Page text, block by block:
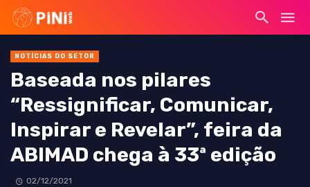
NOTÍCIAS DO SETOR
Baseada nos pilares
“Ressignificar, Comunicar,
Inspirar e Revelar”, feira da
ABIMAD chega à 33ª edição
02/12/2021